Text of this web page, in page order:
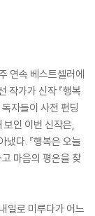
연속 베스트셀러에
작가가 신작 『행복
자들이 사전 펀딩
인 이번 신작은,
다. 『행복은 오늘
마음의 평온을 찾
일로 미루다가 어느